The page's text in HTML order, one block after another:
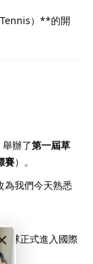
）**的開
辦了第一屆草
賽）。
為我們今天熟悉
球正式進入國際